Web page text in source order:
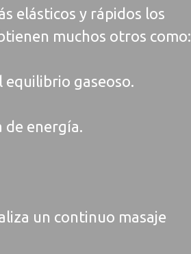
elásticos y rápidos los
muchos otros como:
equilibrio gaseoso.
de energía.
un continuo masaje